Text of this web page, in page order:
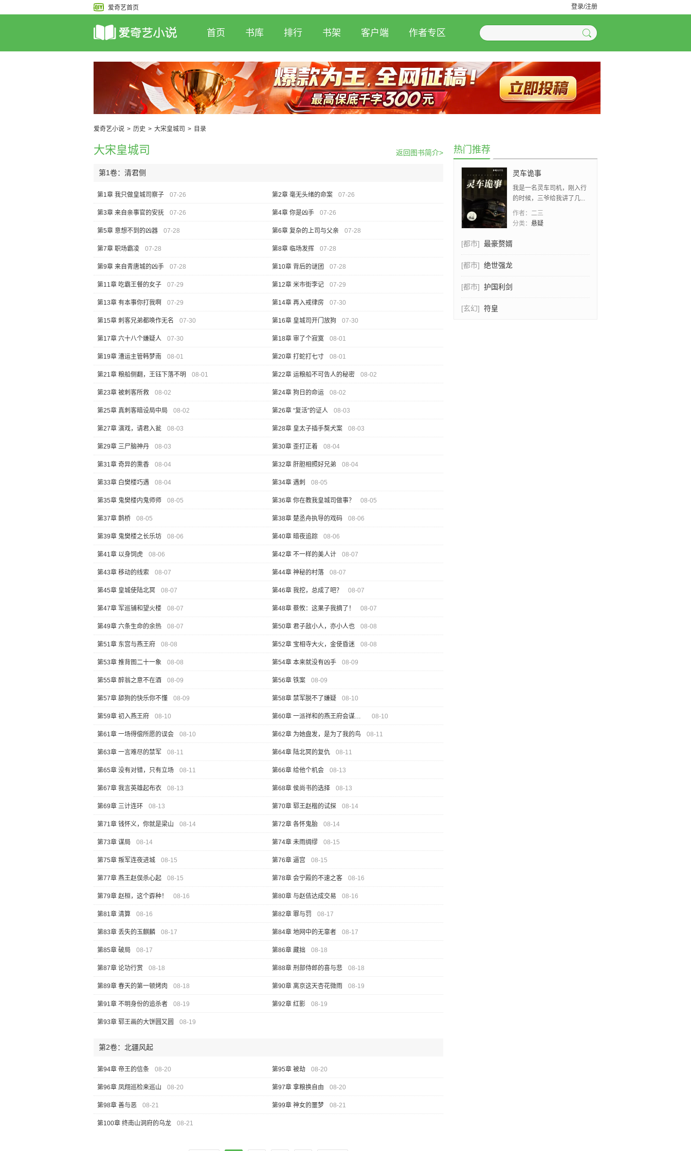
爱奇艺首页 登录/注册
首页 书库 排行 书架 客户端 作者专区
爱奇艺小说 > 历史 > 大宋皇城司 > 目录
返回图书简介>
大宋皇城司
第1卷：清君侧
第1章 我只做皇城司察子 07-26 第2章 毫无头绪的命案 07-26
第3章 来自亲事官的安抚 07-26 第4章 你是凶手 07-26
第5章 意想不到的凶器 07-28 第6章 复杂的上司与父亲 07-28
第7章 职场霸凌 07-28 第8章 临场发挥 07-28
第9章 来自青唐城的凶手 07-28 第10章 背后的谜团 07-28
第11章 吃霸王餐的女子 07-29 第12章 米市街李记 07-29
第13章 有本事你打我啊 07-29 第14章 再入戒律房 07-30
第15章 刺客兄弟都唤作无名 07-30 第16章 皇城司开门放狗 07-30
第17章 六十八个嫌疑人 07-30 第18章 审了个寂寞 08-01
第19章 漕运主管韩梦南 08-01 第20章 打蛇打七寸 08-01
第21章 粮船侧翻，王钰下落不明 08-01 第22章 运粮船不可告人的秘密 08-02
第23章 被刺客所救 08-02 第24章 狗日的命运 08-02
第25章 真刺客暗设局中局 08-02 第26章 “复活”的证人 08-03
第27章 演戏，请君入瓮 08-03 第28章 皇太子插手獒犬案 08-03
第29章 三尸脑神丹 08-03 第30章 歪打正着 08-04
第31章 奇异的熏香 08-04 第32章 肝胆相照好兄弟 08-04
第33章 白樊楼巧遇 08-04 第34章 遇刺 08-05
第35章 鬼樊楼内鬼师师 08-05 第36章 你在教我皇城司做事？ 08-05
第37章 鹊桥 08-05 第38章 楚丞舟执导的戏码 08-06
第39章 鬼樊楼之长乐坊 08-06 第40章 暗夜追踪 08-06
第41章 以身饲虎 08-06 第42章 不一样的美人计 08-07
第43章 移动的线索 08-07 第44章 神秘的村落 08-07
第45章 皇城使陆北冥 08-07 第46章 我挖，总成了吧？ 08-07
第47章 军巡铺和望火楼 08-07 第48章 蔡攸：这果子我摘了！ 08-07
第49章 六条生命的余热 08-07 第50章 君子敌小人，亦小人也 08-08
第51章 东宫与燕王府 08-08 第52章 宝相寺大火，金使昏迷 08-08
第53章 推背图二十一象 08-08 第54章 本来就没有凶手 08-09
第55章 醉翁之意不在酒 08-09 第56章 铁案 08-09
第57章 舔狗的快乐你不懂 08-09 第58章 禁军脱不了嫌疑 08-10
第59章 初入燕王府 08-10 第60章 一派祥和的燕王府会谋逆？ 08-10
第61章 一场得偿所愿的误会 08-10 第62章 为她盘发，是为了我的鸟 08-11
第63章 一言难尽的禁军 08-11 第64章 陆北冥的复仇 08-11
第65章 没有对错，只有立场 08-11 第66章 给他个机会 08-13
第67章 我言英雄起布衣 08-13 第68章 侯尚书的选择 08-13
第69章 三计连环 08-13 第70章 郓王赵楷的试探 08-14
第71章 钱怀义，你就是梁山 08-14 第72章 各怀鬼胎 08-14
第73章 谋局 08-14 第74章 未雨绸缪 08-15
第75章 叛军连夜进城 08-15 第76章 逼宫 08-15
第77章 燕王赵俣杀心起 08-15 第78章 会宁殿的不速之客 08-16
第79章 赵桓，这个孬种！ 08-16 第80章 与赵佶达成交易 08-16
第81章 清算 08-16 第82章 罪与罚 08-17
第83章 丢失的玉麒麟 08-17 第84章 地网中的无辜者 08-17
第85章 破局 08-17 第86章 藏拙 08-18
第87章 论功行赏 08-18 第88章 刑部侍郎的喜与悲 08-18
第89章 春天的第一顿烤肉 08-18 第90章 离京这天杏花微雨 08-19
第91章 不明身份的追杀者 08-19 第92章 红影 08-19
第93章 郓王画的大饼圆又圆 08-19
第2卷：北疆风起
第94章 帝王的信条 08-20 第95章 被劫 08-20
第96章 凤翔巡检来巡山 08-20 第97章 拿粮换自由 08-20
第98章 善与恶 08-21 第99章 神女的噩梦 08-21
第100章 终南山洞府的乌龙 08-21
热门推荐
灵车诡事
我是一名灵车司机，刚入行
的时候，三爷给我讲了几...
作者： 二三
分类： 悬疑
[都市] 最豪赘婿
[都市] 绝世强龙
[都市] 护国利剑
[玄幻] 符皇